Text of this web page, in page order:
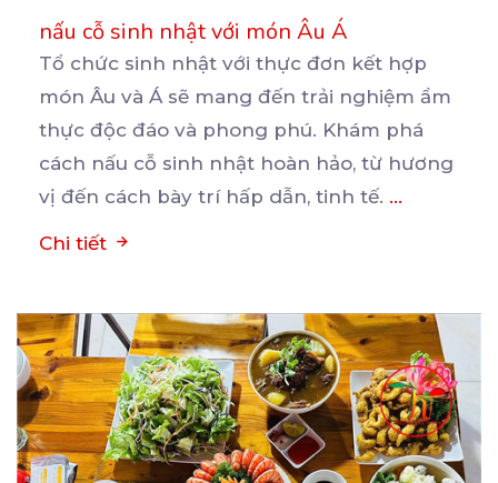
nấu cỗ sinh nhật với món Âu Á
Tổ chức sinh nhật với thực đơn kết hợp
món Âu và Á sẽ mang đến trải nghiệm ẩm
thực độc đáo và phong phú. Khám phá
cách nấu cỗ sinh nhật hoàn hảo, từ hương
vị đến cách bày trí hấp dẫn, tinh tế. ...
Chi tiết